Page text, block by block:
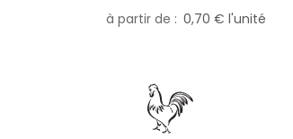
à partir de
0,70 € l'unité